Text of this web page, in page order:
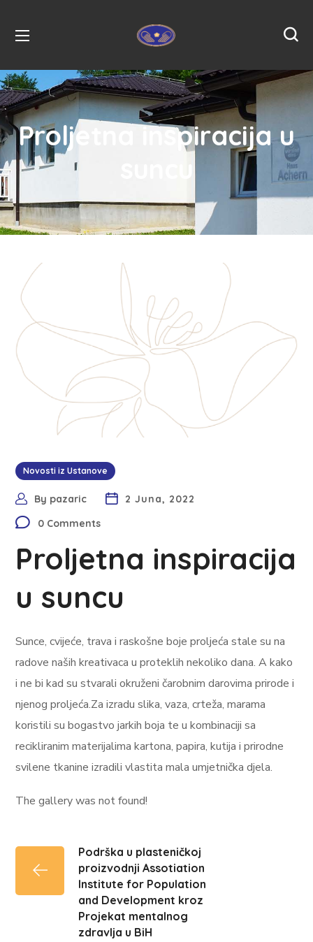
Proljetna inspiracija u
Novosti iz Ustanove
By pazaric
2 Juna, 2022
0 Comments
Proljetna inspiracija
u suncu
Sunce, cvijeće, trava i raskošne boje proljeća stale su na
radove naših kreativaca u proteklih nekoliko dana. A kako
i ne bi kad su stvarali okruženi čarobnim darovima prirode i
njenog proljeća.Za izradu slika, vaza, crteža, marama
koristili su bogastvo jarkih boja te u kombinaciji sa
recikliranim materijalima kartona, papira, kutija i prirodne
svilene tkanine izradili vlastita mala umjetnička djela.
The gallery was not found!
Podrška u plasteničkoj
proizvodnji Assotiation
Institute for Population
and Development kroz
Projekat mentalnog
zdravlja u BiH